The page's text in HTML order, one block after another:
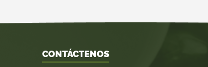
CONTÁCTENOS